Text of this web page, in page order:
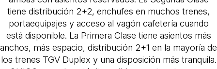
tiene distribución 2+2, enchufes en muchos trenes,
portaequipajes y acceso al vagón cafetería cuando
está disponible. La Primera Clase tiene asientos más
anchos, más espacio, distribución 2+1 en la mayoría de
los trenes TGV Duplex y una disposición más tranquila.